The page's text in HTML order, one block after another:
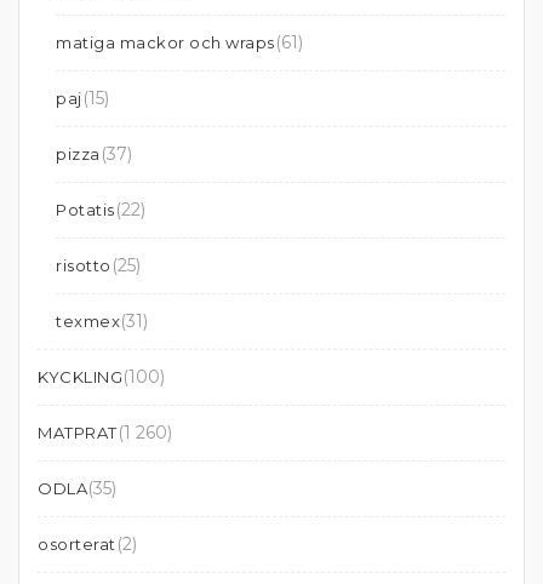
matiga mackor och wraps(61)
paj(15)
pizza (37)
Potatis(22)
risotto (25)
texmex(31)
KYCKLING(100)
MATPRAT(1 260)
ODLA(35)
osorterat (2)